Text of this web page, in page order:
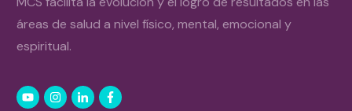
áreas de salud a nivel físico, mental, emocional y
espiritual.